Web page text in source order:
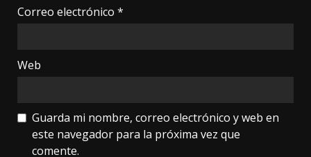
Correo electrónico *
Web
Guarda mi nombre, correo electrónico y web en
este navegador para la próxima vez que
comente.